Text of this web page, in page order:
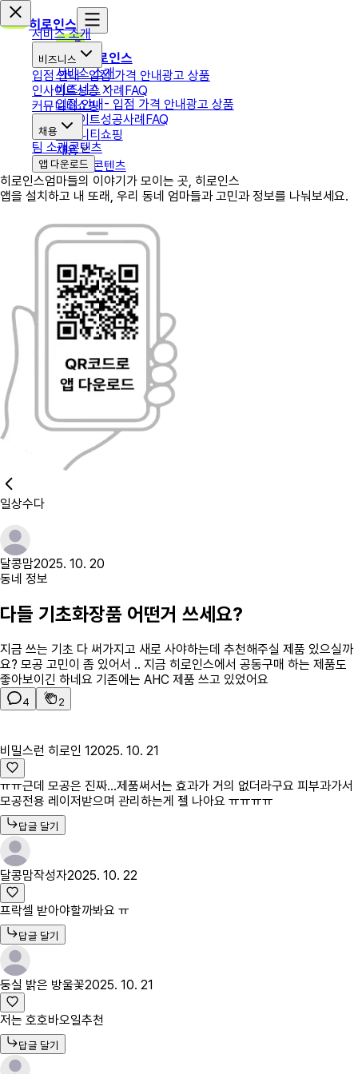
히로인스
히로인스
서비스 소개
비즈니스
입점 안내- 입점 가격 안내광고 상품
인사이트성공사례FAQ
커뮤니티쇼핑
채용
팀 소개 콘텐츠
서비스 소개
비즈니스
입점 안내- 입점 가격 안내광고 상품
인사이트성공 사례FAQ
커뮤니티쇼핑
채용
팀 소개콘텐츠
앱 다운로드
히로인스엄마들의 이야기가 모이는 곳, 히로인스
앱을 설치하고 내 또래, 우리 동네 엄마들과 고민과 정보를 나눠보세요.
일상수다
달콩맘2025. 10. 20
동네 정보
다들 기초화장품 어떤거 쓰세요?
지금 쓰는 기초 다 써가지고 새로 사야하는데 추천해주실 제품 있으실까
요? 모공 고민이 좀 있어서 .. 지금 히로인스에서 공동구매 하는 제품도
좋아보이긴 하네요 기존에는 AHC 제품 쓰고 있었어요
4 2
비밀스런 히로인 12025. 10. 21
ㅠㅠ근데 모공은 진짜...제품써서는 효과가 거의 없더라구요 피부과가서
모공전용 레이저받으며 관리하는게 젤 나아요 ㅠㅠㅠㅠ
답글 달기
달콩맘작성자2025. 10. 22
프락셀 받아야할까봐요 ㅠ
답글 달기
둥실 밝은 방울꽃2025. 10. 21
저는 호호바오일추천
답글 달기